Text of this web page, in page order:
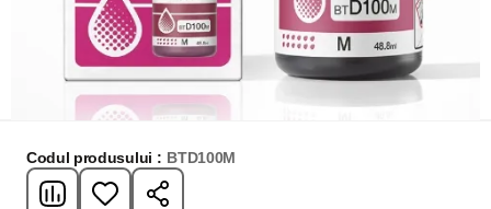
Codul produsului : BTD100M